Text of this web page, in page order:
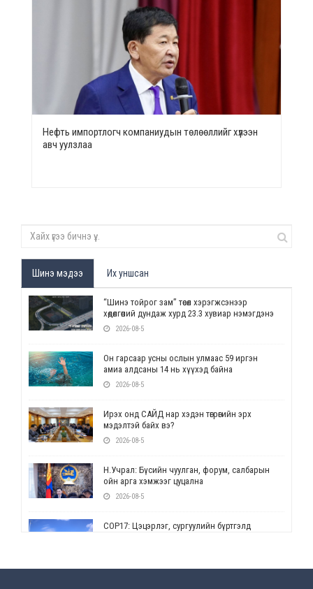
Нефть импортлогч компаниудын төлөөллийг хүлээн
авч уулзлаа
Шинэ мэдээ Их уншсан
“Шинэ тойрог зам” төсөл хэрэгжсэнээр
хөдөлгөөний дундаж хурд 23.3 хувиар нэмэгдэнэ
2026-08-5
Он гарсаар усны ослын улмаас 59 иргэн
амиа алдсаны 14 нь хүүхэд байна
2026-08-5
Ирэх онд САЙД нар хэдэн төгрөгийн эрх
мэдэлтэй байх вэ?
2026-08-5
Н.Учрал: Бүсийн чуулган, форум, салбарын
ойн арга хэмжээг цуцална
2026-08-5
СОР17: Цэцэрлэг, сургуулийн бүртгэлд